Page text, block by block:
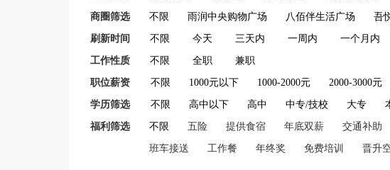
商圈筛选 不限 雨润中央购物广场 八佰伴生活广场 吾
刷新时间 不限 今天 三天内 一周内 一个月内
工作性质 不限 全职 兼职
职位薪资 不限 1000元以下 1000-2000元 2000-3000元
学历筛选 不限 高中以下 高中 中专/技校 大专
福利筛选 不限 五险 提供食宿 年底双薪 交通补助
班车接送 工作餐 年终奖 免费培训 晋升